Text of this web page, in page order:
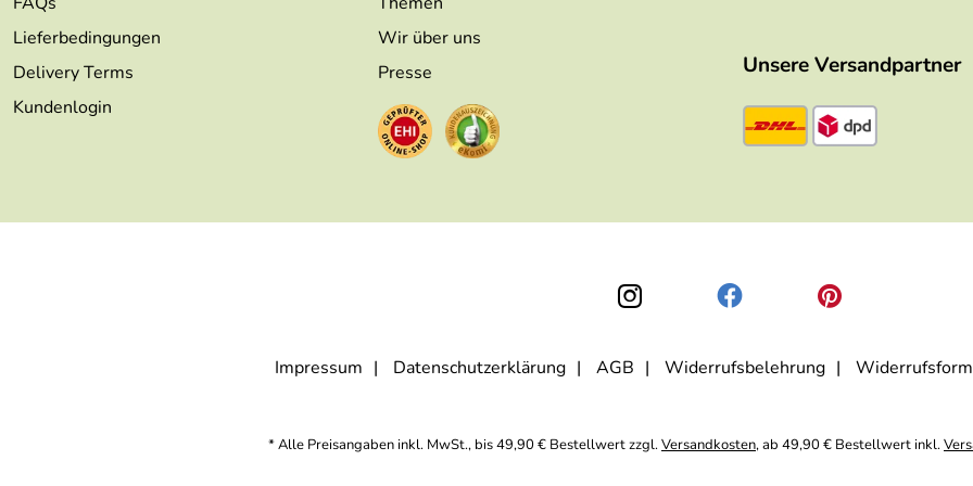
Lieferbedingungen
Delivery Terms
Kundenlogin
Wir über uns
Presse
Unsere Versandpartner
Impressum Datenschutzerklärung AGB Widerrufsbelehrung
* Alle Preisangaben inkl. MwSt., bis 49,90 € Bestellwert zzgl.Versandkosten, ab 49,90 € Bestellwert inkl.